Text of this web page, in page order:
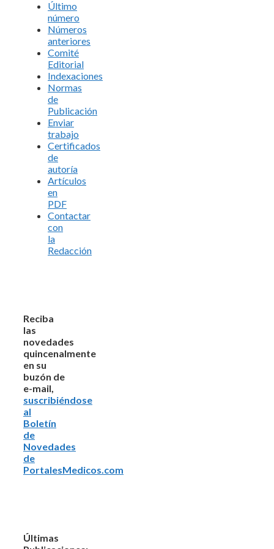
Último
número
Números
anteriores
Comité
Editorial
Indexaciones
Normas
de
Publicación
Enviar
trabajo
Certificados
de
autoría
Artículos
en
PDF
Contactar
con
la
Redacción
Reciba
las
novedades
quincenalmente
en su
buzón de
e-mail,
suscribiéndose
al
Boletín
de
Novedades
de
PortalesMedicos.com
Últimas